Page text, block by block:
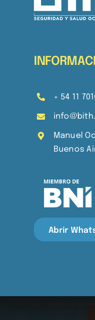
+ 54 11
Manuel
Buenos
Abrir